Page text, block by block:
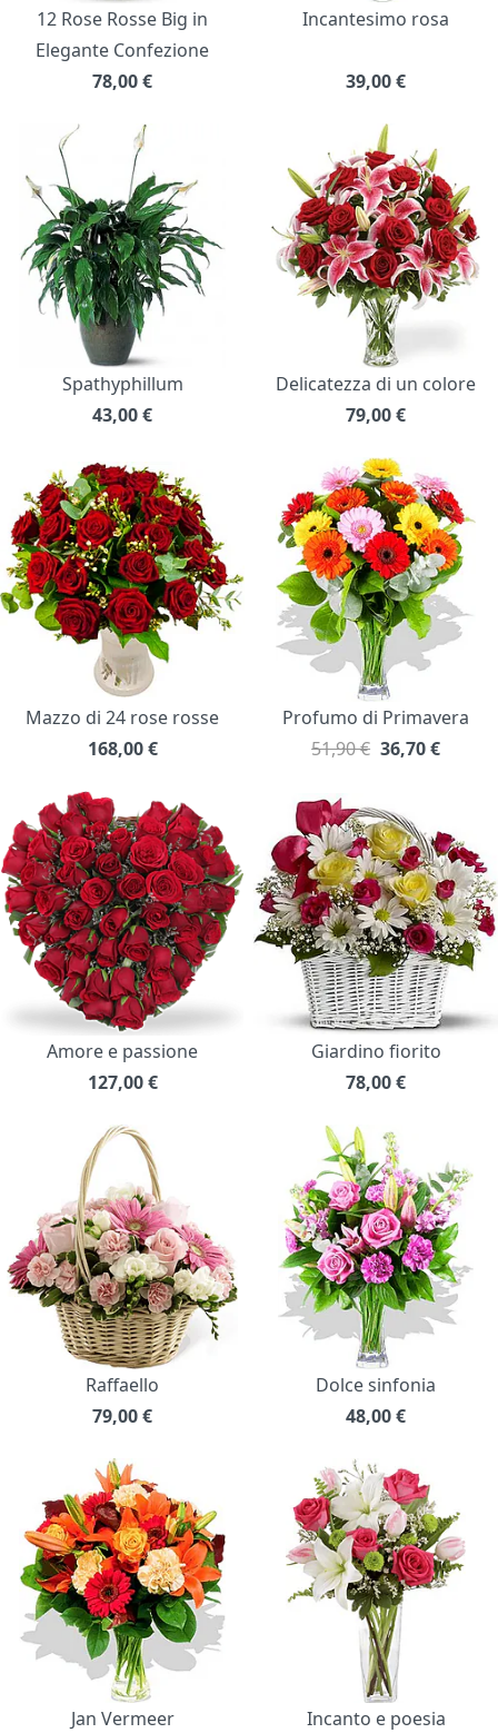
12 Rose Rosse Big in
Elegante Confezione
78,00€
Incantesimo rosa
39,00€
Spathyphillum
43,00€
Delicatezza di un colore
79,00€
Mazzo di 24 rose rosse
168,00 €
Profumo di Primavera
51,90 € 36,70€
Amore e passione
127,00 €
Giardino fiorito
78,00€
Raffaello
79,00€
Dolce sinfonia
48,00€
Jan Vermeer
Incanto e poesia